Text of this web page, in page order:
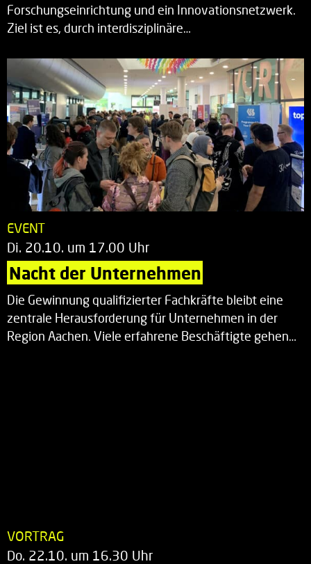
Forschungseinrichtung und ein Innovationsnetzwerk.
Ziel ist es, durch interdisziplinäre…
EVENT
Di. 20.10. um 17.00 Uhr
Nacht der Unternehmen
Die Gewinnung qualifizierter Fachkräfte bleibt eine
zentrale Herausforderung für Unternehmen in der
Region Aachen. Viele erfahrene Beschäftigte gehen…
VORTRAG
Do. 22.10. um 16.30 Uhr